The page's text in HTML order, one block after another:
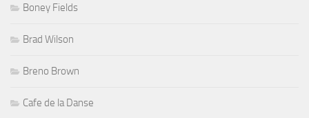
Boney Fields
Brad Wilson
Breno Brown
Cafe de la Danse